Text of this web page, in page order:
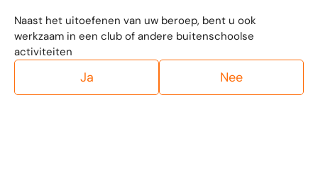
Naast het uitoefenen van uw beroep, bent u ook
werkzaam in een club of andere buitenschoolse
activiteiten
Ja Nee